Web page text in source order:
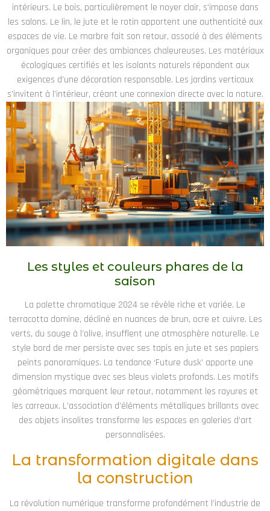
intérieurs. Le bois, particulièrement le noyer clair, s’impose dans
les salons. Le lin, le jute et le rotin apportent une authenticité aux
espaces de vie. Le marbre fait son retour, associé à des éléments
organiques pour créer des ambiances chaleureuses. Les matériaux
écologiques certifiés et les isolants naturels répondent aux
exigences d’une décoration responsable. Les jardins verticaux
s’invitent à l’intérieur, créant une connexion directe avec la nature.
Les styles et couleurs phares de la
saison
La palette chromatique 2024 se révèle riche et variée. Le
terracotta domine, décliné en nuances de brun, ocre et cuivre. Les
verts, du sauge à l’olive, insufflent une atmosphère naturelle. Le
style bord de mer persiste avec ses tapis en jute et ses papiers
peints panoramiques. La tendance ‘Future dusk’ apporte une
dimension mystique avec ses bleus violets profonds. Les motifs
géométriques marquent leur retour, notamment les rayures et
les carreaux. L’association d’éléments métalliques brillants avec
des objets insolites transforme les espaces en galeries d’art
personnalisées.
La transformation digitale dans
la construction
La révolution numérique transforme profondément l’industrie de